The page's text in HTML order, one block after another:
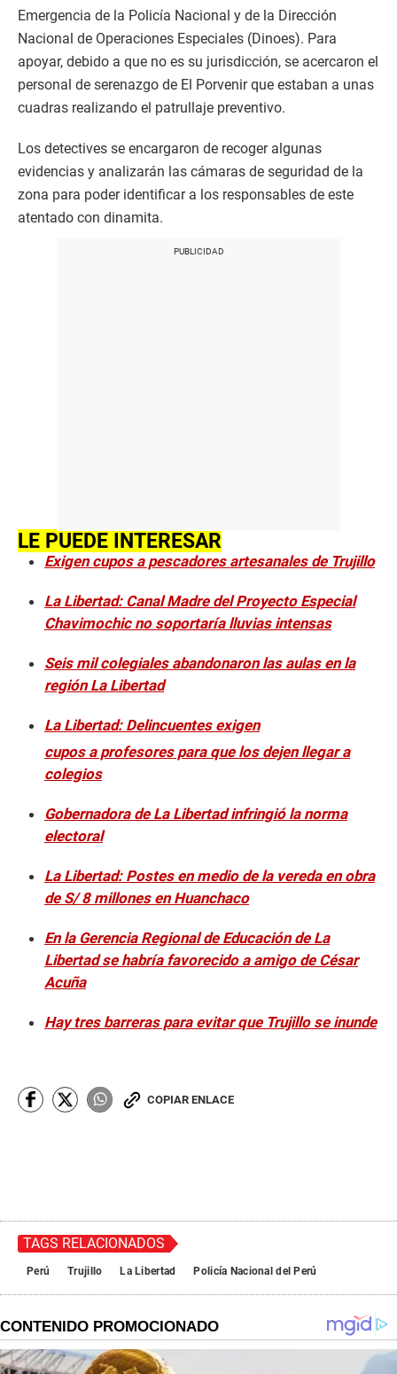
Emergencia de la Policía Nacional y de la Dirección
Nacional de Operaciones Especiales (Dinoes). Para
apoyar, debido a que no es su jurisdicción, se acercaron el
personal de serenazgo de El Porvenir que estaban a unas
cuadras realizando el patrullaje preventivo.
Los detectives se encargaron de recoger algunas
evidencias y analizarán las cámaras de seguridad de la
zona para poder identificar a los responsables de este
atentado con dinamita.
LE PUEDE INTERESAR
Exigen cupos a pescadores artesanales de Trujillo
La Libertad: Canal Madre del Proyecto Especial
Chavimochic no soportaría lluvias intensas
Seis mil colegiales abandonaron las aulas en la
región La Libertad
La Libertad: Delincuentes exigen
cupos a profesores para que los dejen llegar a
colegios
Gobernadora de La Libertad infringió la norma
electoral
La Libertad: Postes en medio de la vereda en obra
de S/ 8 millones en Huanchaco
En la Gerencia Regional de Educación de La
Libertad se habría favorecido a amigo de César
Acuña
Hay tres barreras para evitar que Trujillo se inunde
COPIAR ENLACE
TAGS RELACIONADOS
Perú Trujillo La Libertad Policía Nacional del Perú